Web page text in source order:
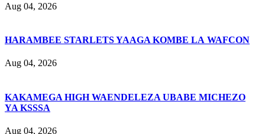
Aug 04, 2026
HARAMBEE STARLETS YAAGA KOMBE LA WAFCON
Aug 04, 2026
KAKAMEGA HIGH WAENDELEZA UBABE MICHEZO
YA KSSSA
Aug 04, 2026